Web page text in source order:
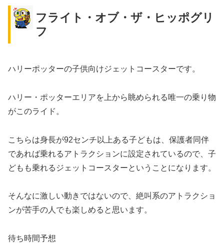
フライト・オブ・ザ・ヒッポグリ
フ
ハリーポッターの子供向けジェットコースターです。
ハリー・ポッターエリアを上から眺められる唯一の乗り物
がこのライド。
こちらは身長が92センチ以上ある子どもは、保護者同伴
であれば乗れるアトラクションに設定されているので、子
どもも乗れるジェットコースターということになります。
そんなに激しい動きではないので、絶叫系のアトラクショ
ンが苦手の人でも楽しめると思います。
待ち時間予想